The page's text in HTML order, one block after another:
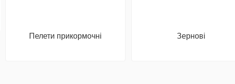
Пелети прикормочні Зернові